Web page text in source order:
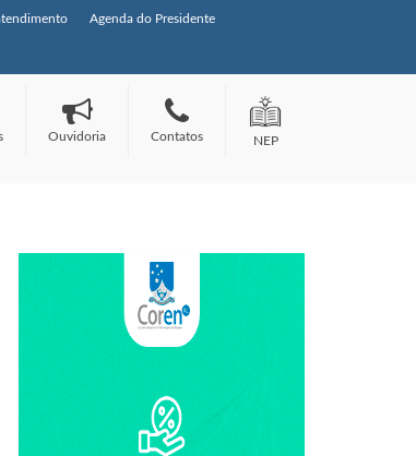
Agenda do Presidente
Ouvidoria Contatos NEP